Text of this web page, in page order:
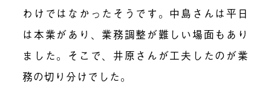
わけではなかったそうです。中島さんは平日
は本業があり、業務調整が難しい場面もあり
ました。そこで、井原さんが工夫したのが業
務の切り分けでした。